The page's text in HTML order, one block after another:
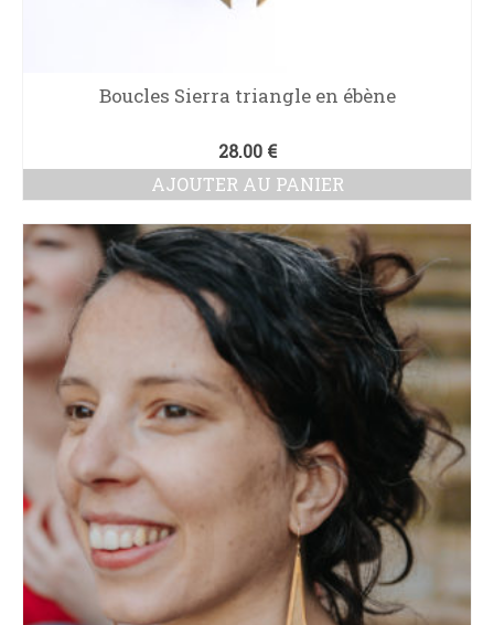
Boucles Sierra triangle en ébène
28.00 €
AJOUTER AU PANIER